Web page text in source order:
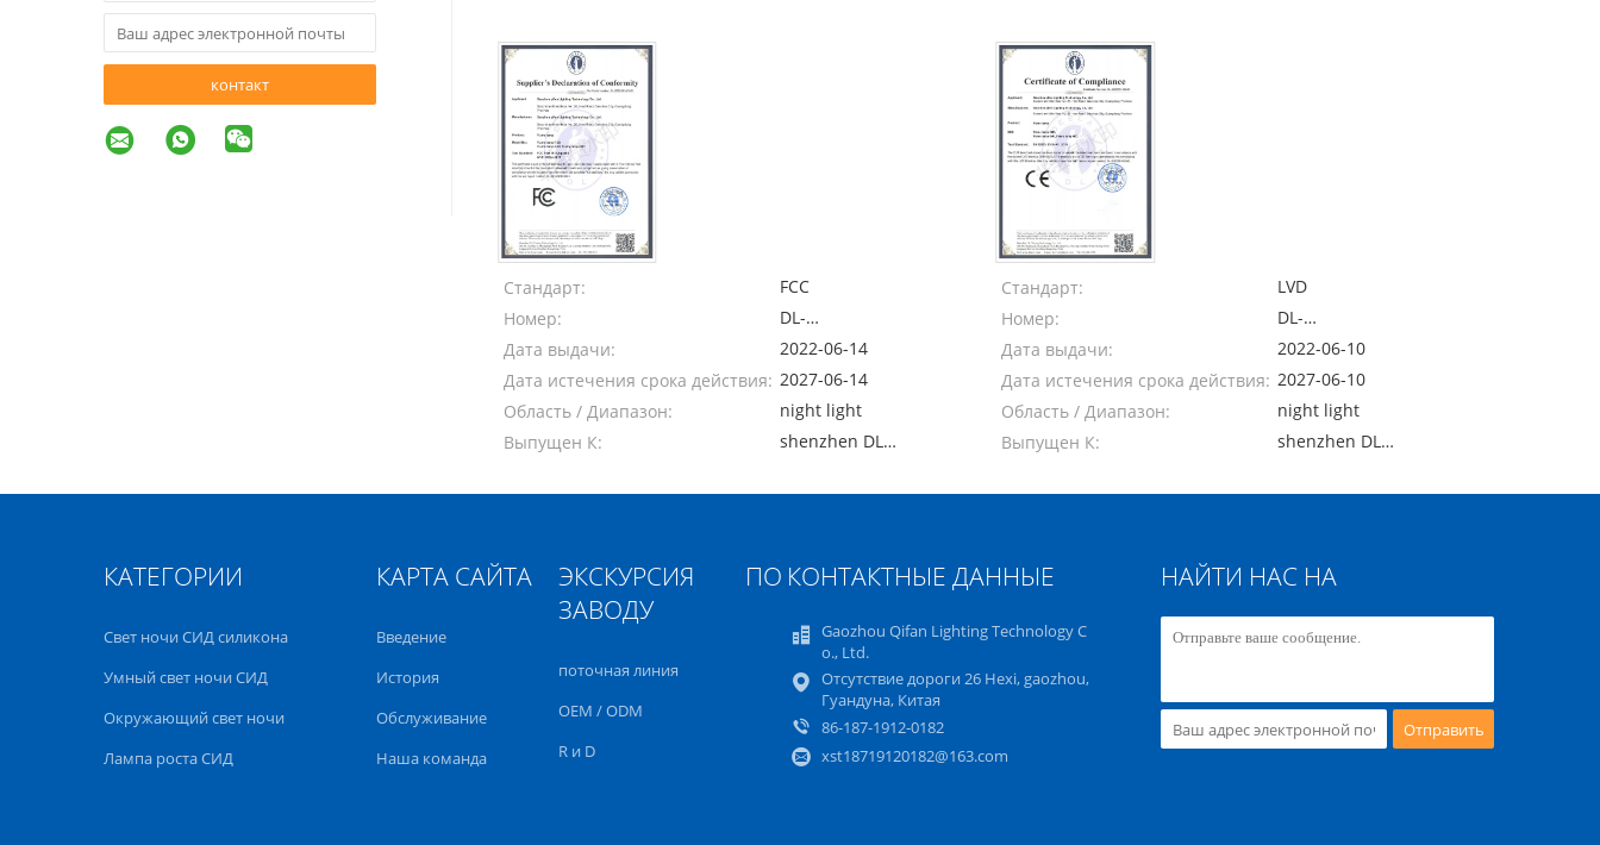
контакт
Стандарт:
FCC
Номер:
DL-
20220614014C
Дата выдачи:
2022-06-14
Дата истечения срока действия: 2027-06-14
Область / Диапазон:
night light
Выпущен К:
shenzhen DL
Technology
Стандарт:
LVD
Номер:
DL-
20220610004C
Дата выдачи:
2022-06-10
Дата истечения срока действия: 2027-06-10
Область / Диапазон:
night light
Выпущен К:
shenzhen DL
Technology
КАТЕГОРИИ
Свет ночи СИД силикона
Умный свет ночи СИД
Окружающий свет ночи
Лампа роста СИД
КАРТА САЙТА
Введение
История
Обслуживание
Наша команда
ЭКСКУРСИЯ ПО
ЗАВОДУ
поточная линия
OEM / ODM
R и D
КОНТАКТНЫЕ ДАННЫЕ
Gaozhou Qifan Lighting Technology C
o., Ltd.
Отсутствие дороги 26 Hexi, gaozhou,
Гуандуна, Китая
86-187-1912-0182
xst18719120182@163.com
НАЙТИ НАС НА
Отправить